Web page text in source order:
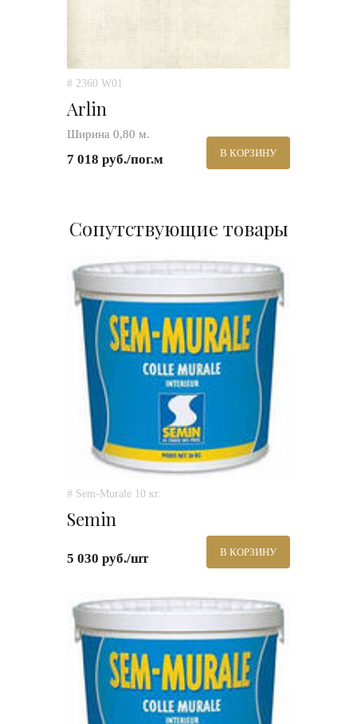
# 2360 W01
Arlin
Ширина 0,80 м.
7 018 руб./пог.м В КОРЗИНУ
Сопутствующие товары
# Sem-Murale 10 кг.
Semin
5 030 руб./шт В КОРЗИНУ